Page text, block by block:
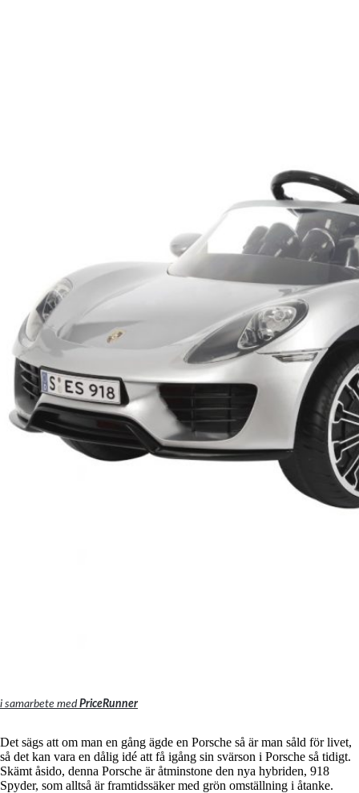
i samarbete med PriceRunner
Det sägs att om man en gång ägde en Porsche så är man såld för livet,
så det kan vara en dålig idé att få igång sin svärson i Porsche så tidigt.
Skämt åsido, denna Porsche är åtminstone den nya hybriden, 918
Spyder, som alltså är framtidssäker med grön omställning i åtanke.